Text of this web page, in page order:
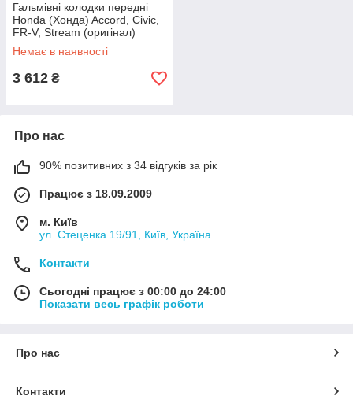
Гальмівні колодки передні
Honda (Хонда) Accord, Civic,
FR-V, Stream (оригінал)
45022-TR0-E51
Немає в наявності
3 612 ₴
Про нас
90% позитивних з 34 відгуків за рік
Працює з 18.09.2009
м. Київ
ул. Стеценка 19/91, Київ, Україна
Контакти
Сьогодні працює з 00:00 до 24:00
Показати весь графік роботи
Про нас
Контакти